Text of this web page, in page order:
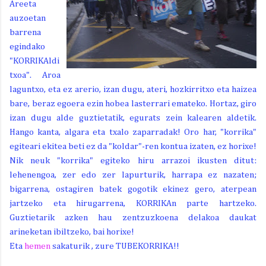
Areeta
auzoetan
barrena
egindako
"KORRIKAldi
txoa". Aroa
laguntxo, eta ez arerio, izan dugu, ateri, hozkirritxo eta haizea
bare, beraz egoera ezin hobea lasterrari emateko. Hortaz, giro
izan dugu alde guztietatik, egurats zein kalearen aldetik.
Hango kanta, algara eta txalo zaparradak! Oro har, "korrika"
egiteari ekitea beti ez da "koldar"-ren kontua izaten, ez horixe!
Nik neuk "korrika" egiteko hiru arrazoi ikusten ditut:
lehenengoa, zer edo zer lapurturik, harrapa ez nazaten;
bigarrena, ostagiren batek gogotik ekinez gero, aterpean
jartzeko eta hirugarrena, KORRIKAn parte hartzeko.
Guztietarik azken hau zentzuzkoena delakoa daukat
arineketan ibiltzeko, bai horixe!
Eta hemen sakaturik , zure TUBEKORRIKA!!